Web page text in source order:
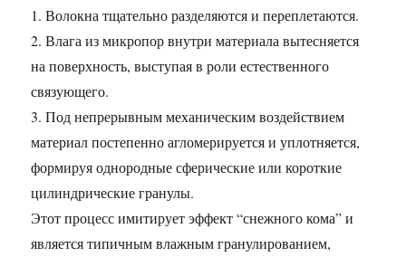
1. Волокна тщательно разделяются и переплетаются.
2. Влага из микропор внутри материала вытесняется
на поверхность, выступая в роли естественного
связующего.
3. Под непрерывным механическим воздействием
материал постепенно агломерируется и уплотняется,
формируя однородные сферические или короткие
цилиндрические гранулы.
Этот процесс имитирует эффект “снежного кома” и
является типичным влажным гранулированием,